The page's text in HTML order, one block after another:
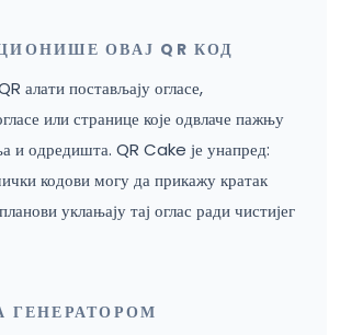
ОВАЈ QR КОД
алати постављају огласе,
или странице које одвлаче пажњу
и одредишта. QR Cake је унапред:
кодови могу да прикажу кратак
уклањају тај оглас ради чистијег
ГЕНЕРАТОРОМ